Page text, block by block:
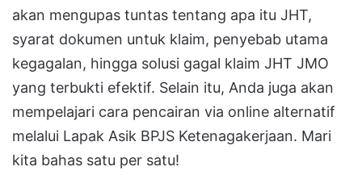
akan mengupas tuntas tentang apa itu JHT,
syarat dokumen untuk klaim, penyebab utama
kegagalan, hingga solusi gagal klaim JHT JMO
yang terbukti efektif. Selain itu, Anda juga akan
mempelajari cara pencairan via online alternatif
melalui Lapak Asik BPJS Ketenagakerjaan. Mari
kita bahas satu per satu!